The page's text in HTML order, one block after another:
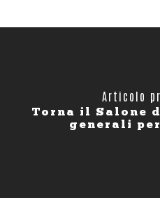
Articolo
Torna il Salone
generali per